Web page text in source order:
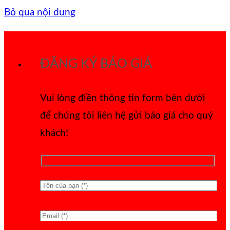
Bỏ qua nội dung
ĐĂNG KÝ BÁO GIÁ
Vui lòng điền thông tin form bên dưới
để chúng tôi liên hệ gửi báo giá cho quý
khách!